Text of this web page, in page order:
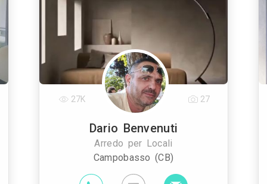
Dario Benvenuti
Arredo per Locali
Campobasso (CB)
27K 27